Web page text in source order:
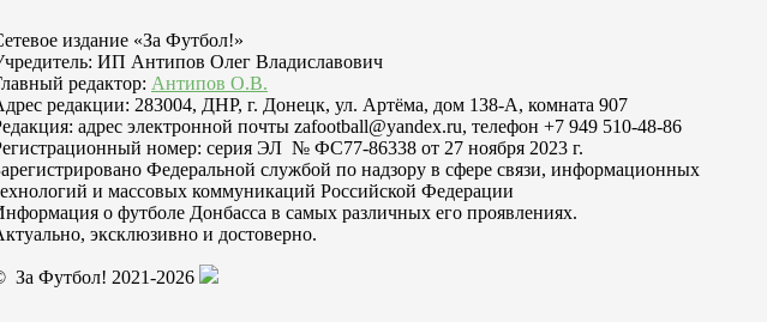
издание «За Футбол!»
ИП Антипов Олег Владиславович
редактор: Антипов О.В.
редакции: 283004, ДНР, г. Донецк, ул. Артёма, дом 138-А, комната 907
адрес электронной почты zafootball@yandex.ru, телефон +7 949 510-48-86
номер: серия ЭЛ № ФС77-86338 от 27 ноября 2023 г.
Федеральной службой по надзору в сфере связи, информационных
и массовых коммуникаций Российской Федерации
о футболе Донбасса в самых различных его проявлениях.
эксклюзивно и достоверно.
За Футбол! 2021-2026